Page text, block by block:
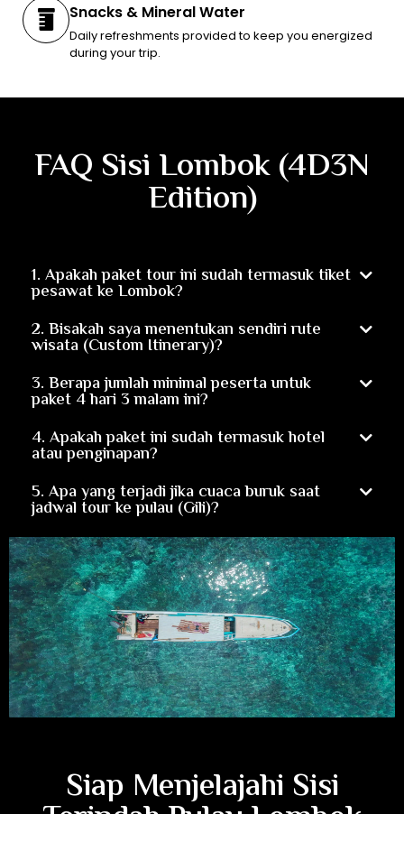
Snacks & Mineral Water
Daily refreshments provided to keep you energized
during your trip.
FAQ Sisi Lombok (4D3N
Edition)
1. Apakah paket tour ini sudah termasuk tiket
pesawat ke Lombok?
2. Bisakah saya menentukan sendiri rute
wisata (Custom Itinerary)?
3. Berapa jumlah minimal peserta untuk
paket 4 hari 3 malam ini?
4. Apakah paket ini sudah termasuk hotel
atau penginapan?
5. Apa yang terjadi jika cuaca buruk saat
jadwal tour ke pulau (Gili)?
Siap Menjelajahi Sisi
Terindah Pulau Lombok